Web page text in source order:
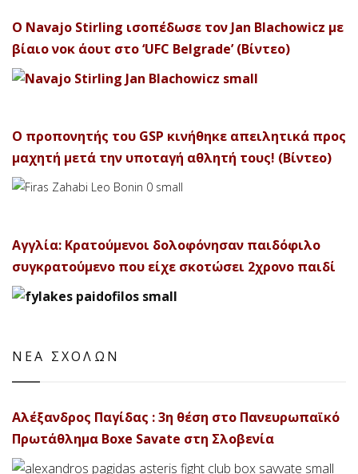
Ο Navajo Stirling ισοπέδωσε τον Jan Blachowicz με
βίαιο νοκ άουτ στο ‘UFC Belgrade’ (Βίντεο)
Ο προπονητής του GSP κινήθηκε απειλητικά προς
μαχητή μετά την υποταγή αθλητή τους! (Βίντεο)
Αγγλία: Κρατούμενοι δολοφόνησαν παιδόφιλο
συγκρατούμενο που είχε σκοτώσει 2χρονο παιδί
ΝΕΑ ΣΧΟΛΩΝ
Αλέξανδρος Παγίδας : 3η θέση στο Πανευρωπαϊκό
Πρωτάθλημα Boxe Savate στη Σλοβενία